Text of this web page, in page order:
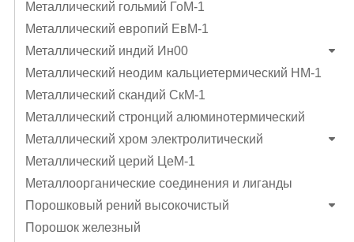
Металлический гольмий ГоМ-1
Металлический европий ЕвМ-1
Металлический индий Ин00
Металлический неодим кальциетермический НМ-1
Металлический скандий СкМ-1
Металлический стронций алюминотермический
Металлический хром электролитический
Металлический церий ЦеМ-1
Металлоорганические соединения и лиганды
Порошковый рений высокочистый
Порошок железный